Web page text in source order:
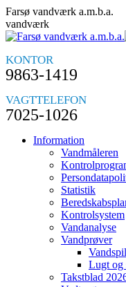
Skip
to
content
Farsø vandværk a.m.b.a.
vandværk
KONTOR
9863-1419
VAGTTELEFON
7025-1026
Information
Vandmåleren
Statistik
Kontrolsystem
Vandanalyse
Vandprøver
Lugt og
Takstblad